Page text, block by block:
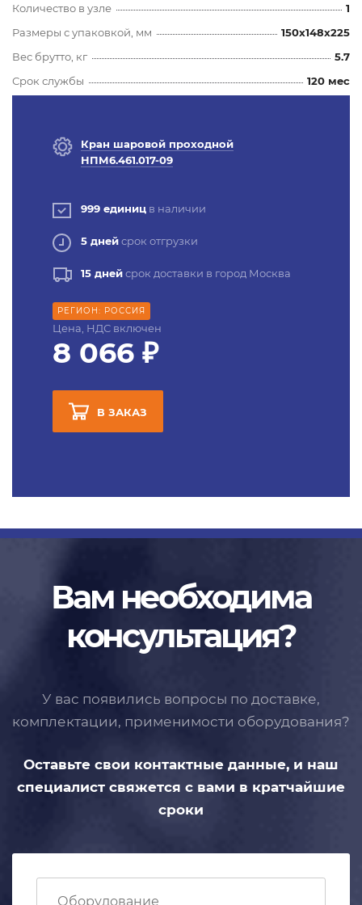
Количество в узле
1
Размеры с упаковкой, мм
150x148x225
Вес брутто, кг
5.7
Срок службы
120 мес
Кран шаровой проходной
НПМ6.461.017-09
999 единиц в наличии
5 днейсрок отгрузки
15 днейсрок доставки в город Москва
РЕГИОН: РОССИЯ
Цена, НДС включен
8 066 ₽
В ЗАКАЗ
Вам необходима
консультация?
У вас появились вопросы по доставке,
комплектации, применимости оборудования?
Оставьте свои контактные данные, и наш
специалист свяжется с вами в кратчайшие
сроки